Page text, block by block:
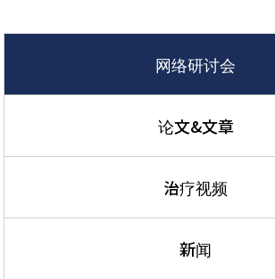
网络研讨会
论文&文章
治疗视频
新闻